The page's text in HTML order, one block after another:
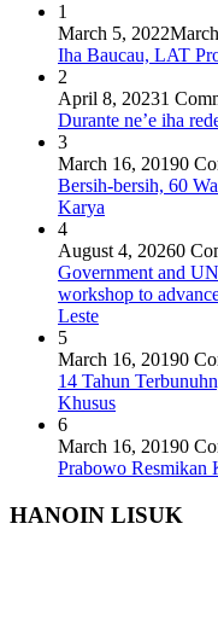
1
March 5, 2022
Iha Baucau, LAT
2
April 8, 20231
Durante ne’e iha
3
March 16, 20190
Bersih-bersih, 60
Karya
4
August 4, 20260
Government and
workshop to
Leste
5
March 16, 20190
14 Tahun
Khusus
6
March 16, 20190
Prabowo Resmikan
HANOIN LISUK